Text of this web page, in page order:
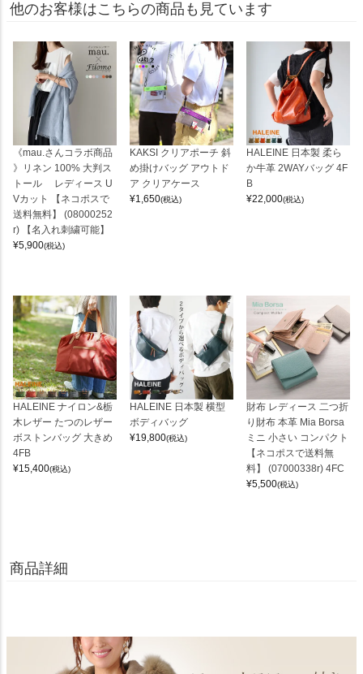
他のお客様はこちらの商品も見ています
《mau.さんコラボ商品
》リネン 100% 大判ス
トール レディース U
Vカット 【ネコポスで
送料無料】 (08000252
r) 【名入れ刺繍可能】
¥5,900(税込)
KAKSI クリアポーチ 斜
め掛けバッグ アウトド
ア クリアケース
¥1,650(税込)
HALEINE 日本製 柔ら
か牛革 2WAYバッグ 4F
B
¥22,000(税込)
HALEINE ナイロン&栃
木レザー たつのレザー
ボストンバッグ 大きめ
4FB
¥15,400(税込)
HALEINE 日本製 横型
ボディバッグ
¥19,800(税込)
財布 レディース 二つ折
り財布 本革 Mia Borsa
ミニ 小さい コンパクト
【ネコポスで送料無
料】 (07000338r) 4FC
¥5,500(税込)
商品詳細